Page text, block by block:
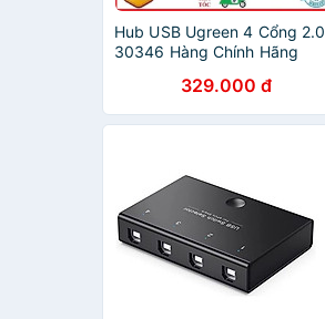
Hub USB Ugreen 4 Cổng 2.0
30346 Hàng Chính Hãng
329.000 đ